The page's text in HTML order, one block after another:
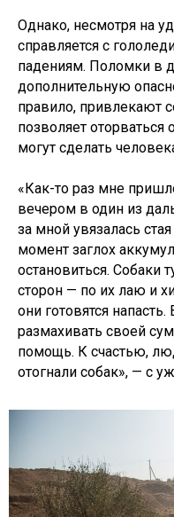
Однако, несмотря на
справляется с
падениям. Поломки в
дополнительную
правило, привлекают
позволяет оторваться
могут сделать
«Как-то раз мне
вечером в один из
за мной увязалась
момент заглох
остановиться. Собаки
сторон — по их лаю и
они готовятся напасть.
размахивать своей
помощь. К счастью,
отогнали собак», — с